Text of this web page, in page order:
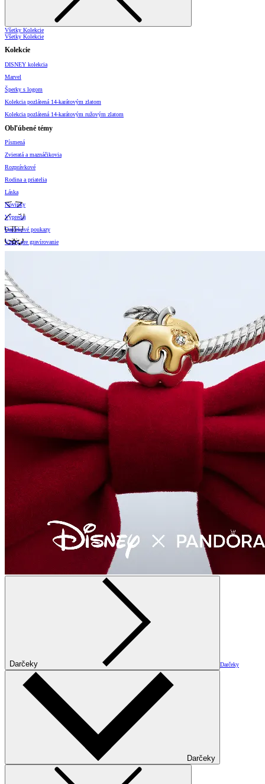
Všetky Kolekcie
Všetky Kolekcie
Kolekcie
DISNEY kolekcia
Marvel
Šperky s logom
Kolekcia pozlátená 14-karátovým zlatom
Kolekcia pozlátená 14-karátovým ružovým zlatom
Obľúbené témy
Písmená
Zvieratá a maznáčikovia
Rozprávkové
Rodina a priatelia
Láska
Novinky
Výpredaj
Darčekové poukazy
Vzory pre gravírovanie
Darčeky Darčeky
Darčeky